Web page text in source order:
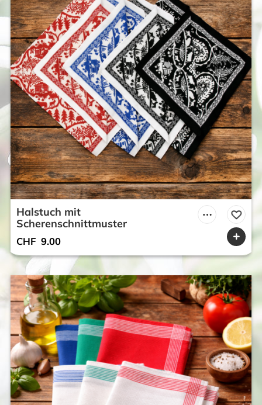
Halstuch mit
Scherenschnittmuster
CHF 9.00